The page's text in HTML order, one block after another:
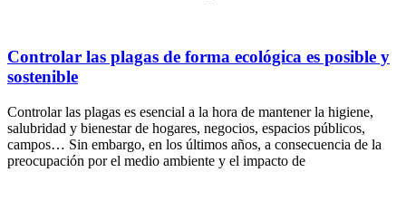
Controlar las plagas de forma ecológica es posible y
sostenible
Controlar las plagas es esencial a la hora de mantener la higiene,
salubridad y bienestar de hogares, negocios, espacios públicos,
campos… Sin embargo, en los últimos años, a consecuencia de la
preocupación por el medio ambiente y el impacto de